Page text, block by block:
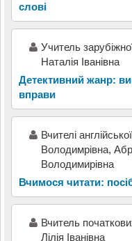
слові
Учитель
Наталія Іванівна
Детективний жанр:
вправи
Вчителі
Володимрівна,
Володимирівна
Вчимося читати:
Вчитель
Лілія Іванівна